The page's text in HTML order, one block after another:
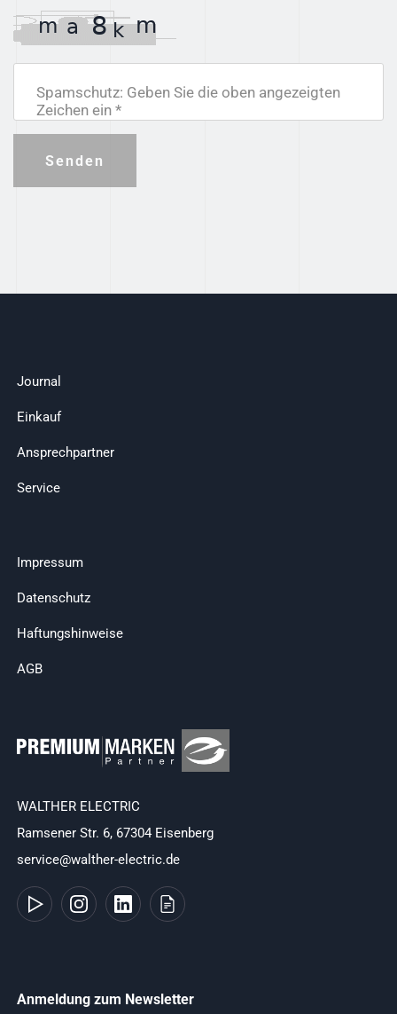
Spamschutz: Geben Sie die oben angezeigten
Zeichen ein *
Senden
Journal
Einkauf
Ansprechpartner
Service
Impressum
Datenschutz
Haftungshinweise
AGB
WALTHER ELECTRIC
Ramsener Str. 6, 67304 Eisenberg
service@walther-electric.de
Anmeldung zum Newsletter